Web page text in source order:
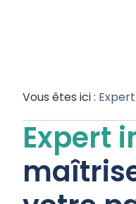
Expert
Vous êtes ici :